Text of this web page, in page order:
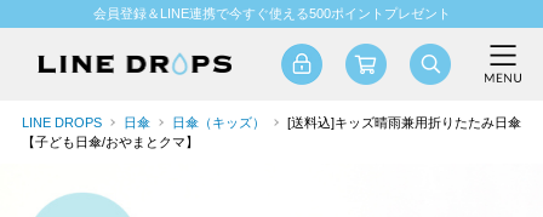
会員登録＆LINE連携で今すぐ使える500ポイントプレゼント
LINE DROPS 日傘 日傘（キッズ）
[送料込]キッズ晴雨兼用折りたたみ日傘
【子ども日傘/おやまとクマ】